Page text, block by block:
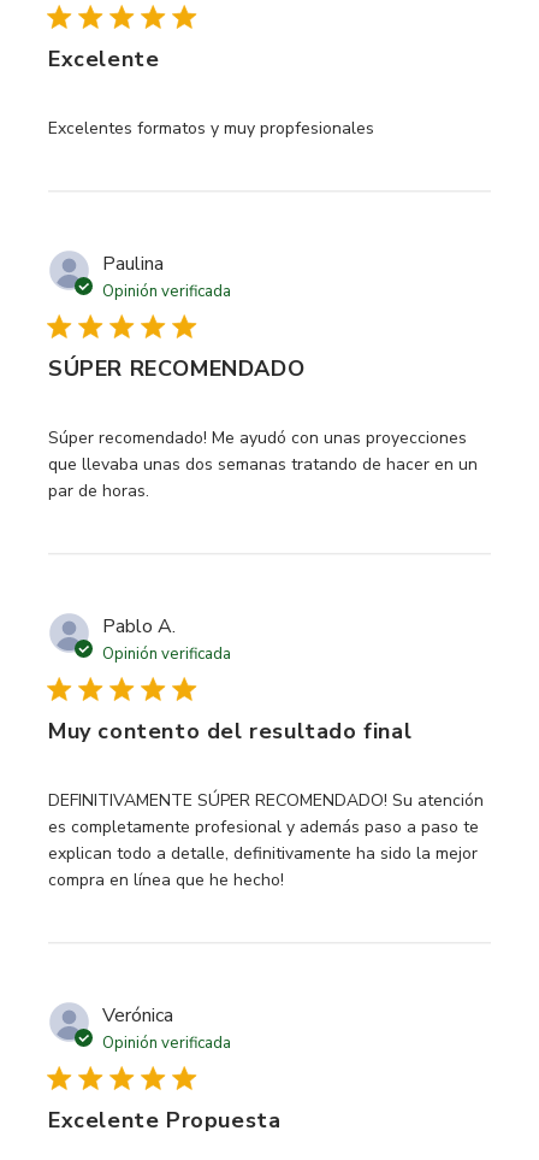
Excelente
Excelentes formatos y muy propfesionales
read more about review content
Paulina
Opinión verificada
SÚPER RECOMENDADO
Súper recomendado! Me ayudó con unas proyecciones
que llevaba unas dos semanas tratando de hacer en un
par de horas.
read more about review content Súper recomendado! Me
Pablo A.
Opinión verificada
Muy contento del resultado final
DEFINITIVAMENTE SÚPER RECOMENDADO! Su atención
es completamente profesional y además paso a paso te
explican todo a detalle, definitivamente ha sido la mejor
compra en línea que he hecho!
read more about review content DEFINITIVAMENTE
Verónica
Opinión verificada
Excelente Propuesta